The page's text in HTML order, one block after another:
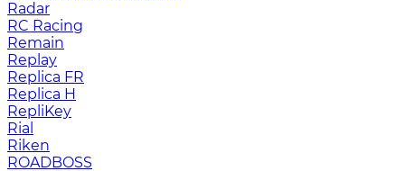
Radar
RC Racing
Remain
Replay
Replica FR
Replica H
RepliKey
Rial
Riken
ROADBOSS